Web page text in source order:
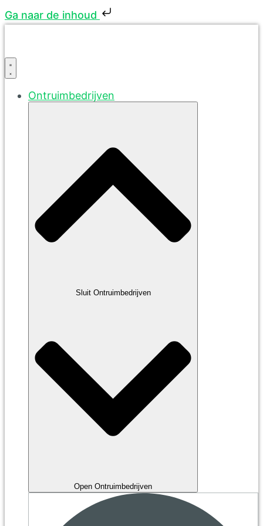
Ga naar de inhoud
Ontruimbedrijven
Sluit Ontruimbedrijven
Open Ontruimbedrijven